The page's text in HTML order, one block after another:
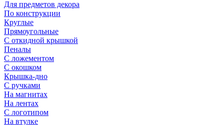
Для предметов декора
По конструкции
Круглые
Прямоугольные
С откидной крышкой
Пеналы
С ложементом
С окошком
Крышка-дно
С ручками
На магнитах
На лентах
С логотипом
На втулке